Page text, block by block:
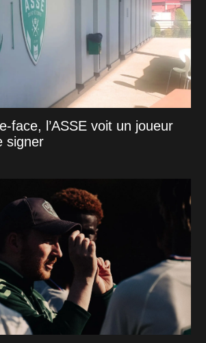
face, l’ASSE voit un joueur
signer